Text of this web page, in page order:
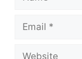
Email
Website